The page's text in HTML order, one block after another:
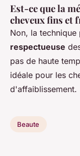
Est-ce que la
cheveux fins et
Non, la technique
respectueuse
pas de haute
idéale pour les
d'affaiblissement.
Beaute